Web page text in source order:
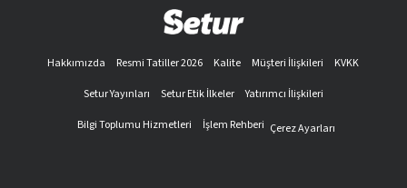
Hakkımızda Resmi Tatiller 2026 Kalite Müşteri İlişkileri
KVKK
Setur Yayınları
Setur Etik İlkeler
Yatırımcı İlişkileri
Bilgi Toplumu Hizmetleri
İşlem Rehberi Çerez Ayarları